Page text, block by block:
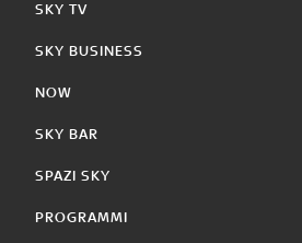
SKY TV
SKY BUSINESS
NOW
SKY BAR
SPAZI SKY
PROGRAMMI